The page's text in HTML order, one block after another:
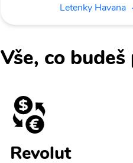
Letenky Havana
Vše, co
Revolut